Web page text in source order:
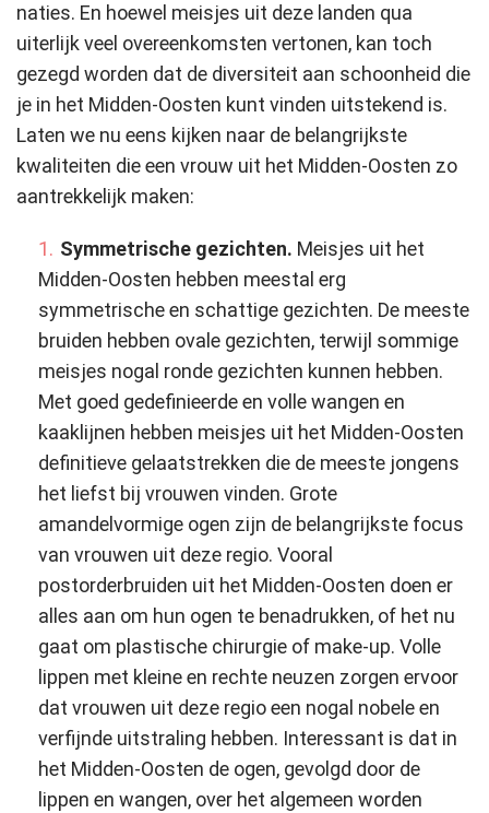
naties. En hoewel meisjes uit deze landen qua
uiterlijk veel overeenkomsten vertonen, kan toch
gezegd worden dat de diversiteit aan schoonheid die
je in het Midden-Oosten kunt vinden uitstekend is.
Laten we nu eens kijken naar de belangrijkste
kwaliteiten die een vrouw uit het Midden-Oosten zo
aantrekkelijk maken:
Symmetrische gezichten. Meisjes uit het
Midden-Oosten hebben meestal erg
symmetrische en schattige gezichten. De meeste
bruiden hebben ovale gezichten, terwijl sommige
meisjes nogal ronde gezichten kunnen hebben.
Met goed gedefinieerde en volle wangen en
kaaklijnen hebben meisjes uit het Midden-Oosten
definitieve gelaatstrekken die de meeste jongens
het liefst bij vrouwen vinden. Grote
amandelvormige ogen zijn de belangrijkste focus
van vrouwen uit deze regio. Vooral
postorderbruiden uit het Midden-Oosten doen er
alles aan om hun ogen te benadrukken, of het nu
gaat om plastische chirurgie of make-up. Volle
lippen met kleine en rechte neuzen zorgen ervoor
dat vrouwen uit deze regio een nogal nobele en
verfijnde uitstraling hebben. Interessant is dat in
het Midden-Oosten de ogen, gevolgd door de
lippen en wangen, over het algemeen worden